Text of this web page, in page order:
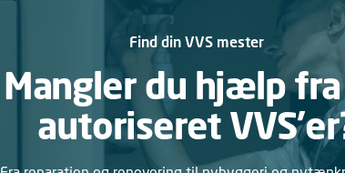
Find din VVS mester
Mangler du hjælp
autoriseret